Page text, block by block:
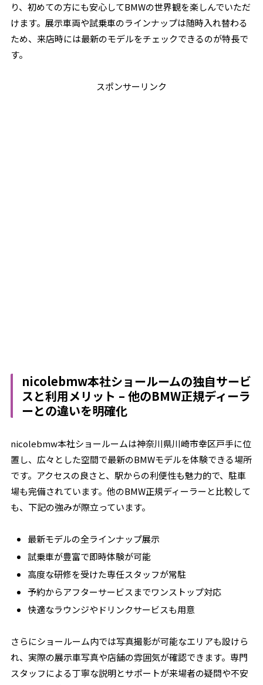
り、初めての方にも安心してBMWの世界観を楽しんでいただ
けます。展示車両や試乗車のラインナップは随時入れ替わる
ため、来店時には最新のモデルをチェックできるのが特長で
す。
スポンサーリンク
nicolebmw本社ショールームの独自サービ
スと利用メリット – 他のBMW正規ディーラ
ーとの違いを明確化
nicolebmw本社ショールームは神奈川県川崎市幸区戸手に位
置し、広々とした空間で最新のBMWモデルを体験できる場所
です。アクセスの良さと、駅からの利便性も魅力的で、駐車
場も完備されています。他のBMW正規ディーラーと比較して
も、下記の強みが際立っています。
最新モデルの全ラインナップ展示
試乗車が豊富で即時体験が可能
高度な研修を受けた専任スタッフが常駐
予約からアフターサービスまでワンストップ対応
快適なラウンジやドリンクサービスも用意
さらにショールーム内では写真撮影が可能なエリアも設けら
れ、実際の展示車写真や店舗の雰囲気が確認できます。専門
スタッフによる丁寧な説明とサポートが来場者の疑問や不安